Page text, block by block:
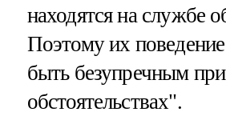
находятся на службе
Поэтому их
быть безупречным
обстоятельствах".